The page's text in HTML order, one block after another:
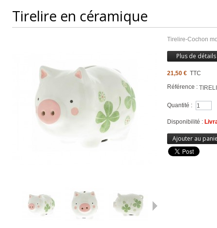
Tirelire en céramique
Tirelire-Cochon
Plus de détails
21,50 € TTC
Référence :
Quantité :
Disponibilité :
Ajouter au